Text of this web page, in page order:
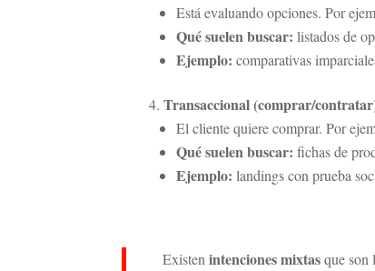
Está evaluando opciones. Por
Qué suelen buscar: listados de
Ejemplo: comparativas
Transaccional (comprar/
El cliente quiere comprar. Por
Qué suelen buscar: fichas de
Ejemplo: landings con prueba
Existen intenciones mixtasque son